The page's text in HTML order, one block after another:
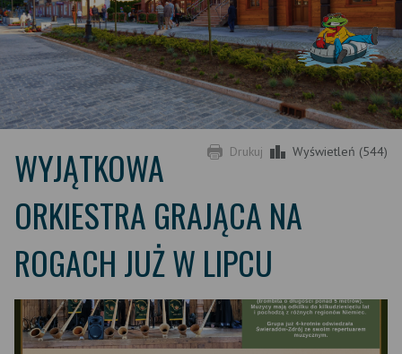
Drukuj Wyświetleń (544)
WYJĄTKOWA
ORKIESTRA GRAJĄCA NA
ROGACH JUŻ W LIPCU